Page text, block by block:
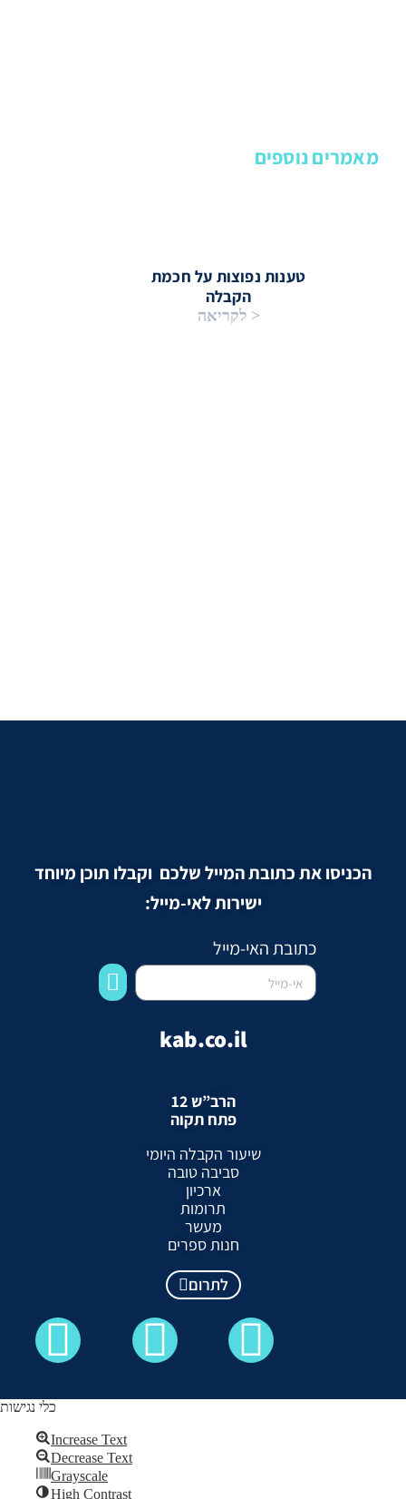
מאמרים נוספים
טענות נפוצות על חכמת
הקבלה
< לקריאה
הכניסו את כתובת המייל שלכם וקבלו תוכן מיוחד
ישירות לאי-מייל:
כתובת האי-מייל
kab.co.il
הרב”ש 12
פתח תקוה
שיעור הקבלה היומי
סביבה טובה
ארכיון
תרומות
מעשר
חנות ספרים
לתרום
כלי נגישות
Increase Text
Decrease Text
Grayscale
High Contrast